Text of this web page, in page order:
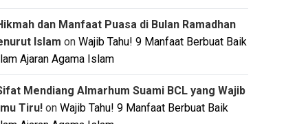
dan Manfaat Puasa di Bulan Ramadhan
Islam on Wajib Tahu! 9 Manfaat Berbuat Baik
Ajaran Agama Islam
Mendiang Almarhum Suami BCL yang Wajib
Tiru! on Wajib Tahu! 9 Manfaat Berbuat Baik